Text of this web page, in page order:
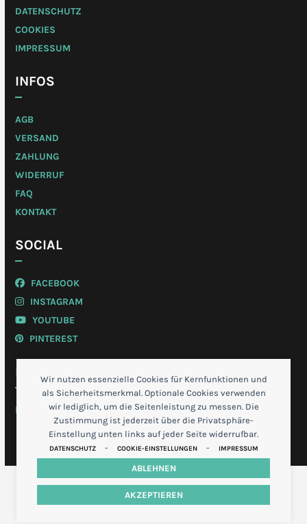
Wir nutzen essenzielle Cookies für Kernfunktionen und
als Sicherheitsmerkmal. Optionale Cookies verwenden
wir lediglich, um die Seitenleistung zu messen. Die
Zustimmung ist jederzeit über die Privatsphäre-
Einstellung unten links auf jeder Seite widerrufbar.
DATENSCHUTZ - COOKIE-EINSTELLUNGEN - IMPRESSUM
AKZEPTIEREN
ABLEHNEN
DATENSCHUTZ
COOKIES
IMPRESSUM
INFOS
AGB
VERSAND
ZAHLUNG
WIDERRUF
FAQ
KONTAKT
SOCIAL
FACEBOOK
INSTAGRAM
YOUTUBE
PINTEREST
MEIN KONTO
LOGIN